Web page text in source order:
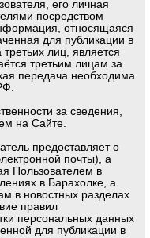
его личная
посредством
относящаяся
для публикации в
лиц, является
третьим лицам за
передача необходима
за сведения,
на Сайте.
предоставляет о
почты), а
Пользователем в
в Барахолке, а
в новостных разделах
правил
персональных данных
для публикации в